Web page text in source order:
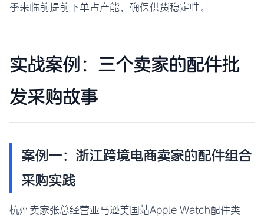
季来临前提前下单占产能，确保供货稳定性。
实战案例：三个卖家的配件批
发采购故事
案例一：浙江跨境电商卖家的配件组合
采购实践
杭州卖家张总经营亚马逊美国站Apple Watch配件类